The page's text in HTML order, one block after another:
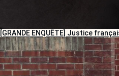
[GRANDE ENQUÊTE] Justice